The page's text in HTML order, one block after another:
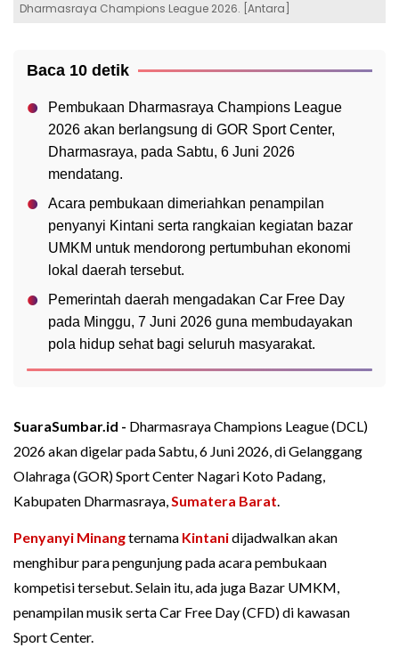
Dharmasraya Champions League 2026. [Antara]
Baca 10 detik
Pembukaan Dharmasraya Champions League
2026 akan berlangsung di GOR Sport Center,
Dharmasraya, pada Sabtu, 6 Juni 2026
mendatang.
Acara pembukaan dimeriahkan penampilan
penyanyi Kintani serta rangkaian kegiatan bazar
UMKM untuk mendorong pertumbuhan ekonomi
lokal daerah tersebut.
Pemerintah daerah mengadakan Car Free Day
pada Minggu, 7 Juni 2026 guna membudayakan
pola hidup sehat bagi seluruh masyarakat.
SuaraSumbar.id - Dharmasraya Champions League (DCL)
2026 akan digelar pada Sabtu, 6 Juni 2026, di Gelanggang
Olahraga (GOR) Sport Center Nagari Koto Padang,
Kabupaten Dharmasraya,Sumatera Barat.
Penyanyi Minangternama Kintanidijadwalkan akan
menghibur para pengunjung pada acara pembukaan
kompetisi tersebut. Selain itu, ada juga Bazar UMKM,
penampilan musik serta Car Free Day (CFD) di kawasan
Sport Center.